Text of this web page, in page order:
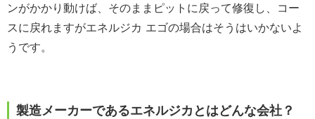
ンがかかり動けば、そのままピットに戻って修復し、コー
スに戻れますがエネルジカ エゴの場合はそうはいかないよ
うです。
製造メーカーであるエネルジカとはどんな会社？